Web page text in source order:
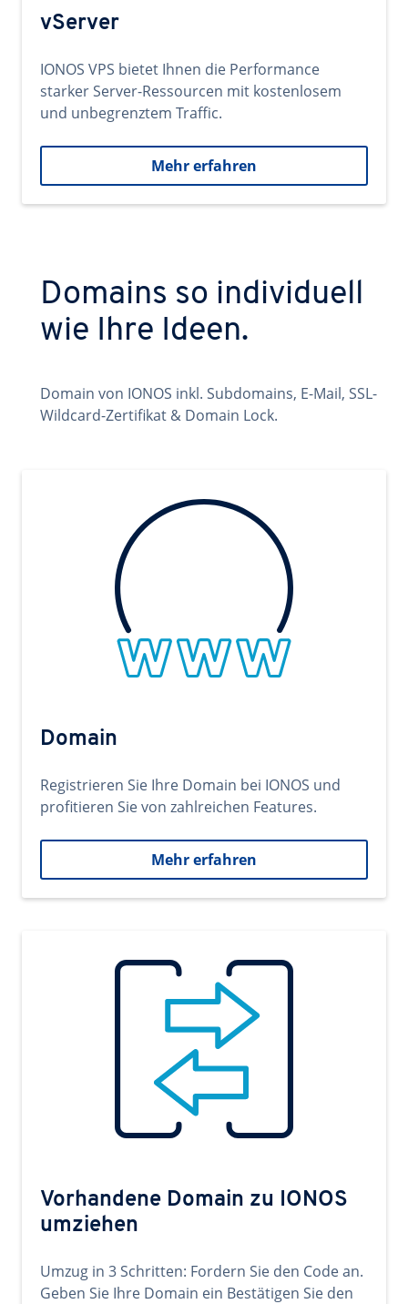
vServer
IONOS VPS bietet Ihnen die Performance
starker Server-Ressourcen mit kostenlosem
und unbegrenztem Traffic.
Mehr erfahren
Domains so individuell
wie Ihre Ideen.
Domain von IONOS inkl. Subdomains, E-Mail, SSL-
Wildcard-Zertifikat & Domain Lock.
Domain
Registrieren Sie Ihre Domain bei IONOS und
profitieren Sie von zahlreichen Features.
Mehr erfahren
Vorhandene Domain zu IONOS
umziehen
Umzug in 3 Schritten: Fordern Sie den Code an.
Geben Sie Ihre Domain ein Bestätigen Sie den